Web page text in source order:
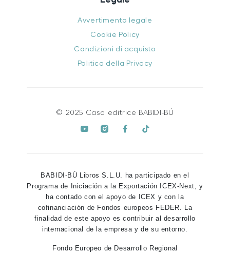
Avvertimento legale
Cookie Policy
Condizioni di acquisto
Politica della Privacy
© 2025 Casa editrice BABIDI-BÚ
BABIDI-BÚ Libros S.L.U. ha participado en el
Programa de Iniciación a la Exportación ICEX-Next, y
ha contado con el apoyo de ICEX y con la
cofinanciación de Fondos europeos FEDER. La
finalidad de este apoyo es contribuir al desarrollo
internacional de la empresa y de su entorno.
Fondo Europeo de Desarrollo Regional